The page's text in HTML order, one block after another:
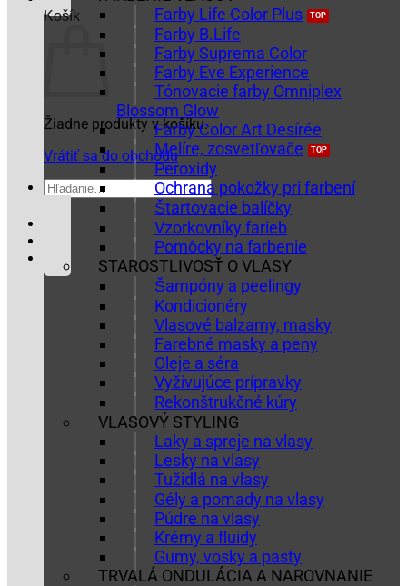
Košík
Žiadne produkty v košíku.
Vrátiť sa do obchodu
Hľadať:
Farby Life Color Plus
Farby B.Life
Farby Suprema Color
Farby Eve Experience
Tónovacie farby Omniplex
Blossom Glow
Farby Color Art Desírée
Melíre, zosvetľovače
Peroxidy
Ochrana pokožky pri farbení
Štartovacie balíčky
Vzorkovníky farieb
Pomôcky na farbenie
STAROSTLIVOSŤ O VLASY
Šampóny a peelingy
Kondicionéry
Vlasové balzamy, masky
Farebné masky a peny
Oleje a séra
Vyživujúce prípravky
Rekonštrukčné kúry
VLASOVÝ STYLING
Laky a spreje na vlasy
Lesky na vlasy
Tužidlá na vlasy
Gély a pomady na vlasy
Púdre na vlasy
Krémy a fluidy
Gumy, vosky a pasty
TRVALÁ ONDULÁCIA A NAROVNANIE